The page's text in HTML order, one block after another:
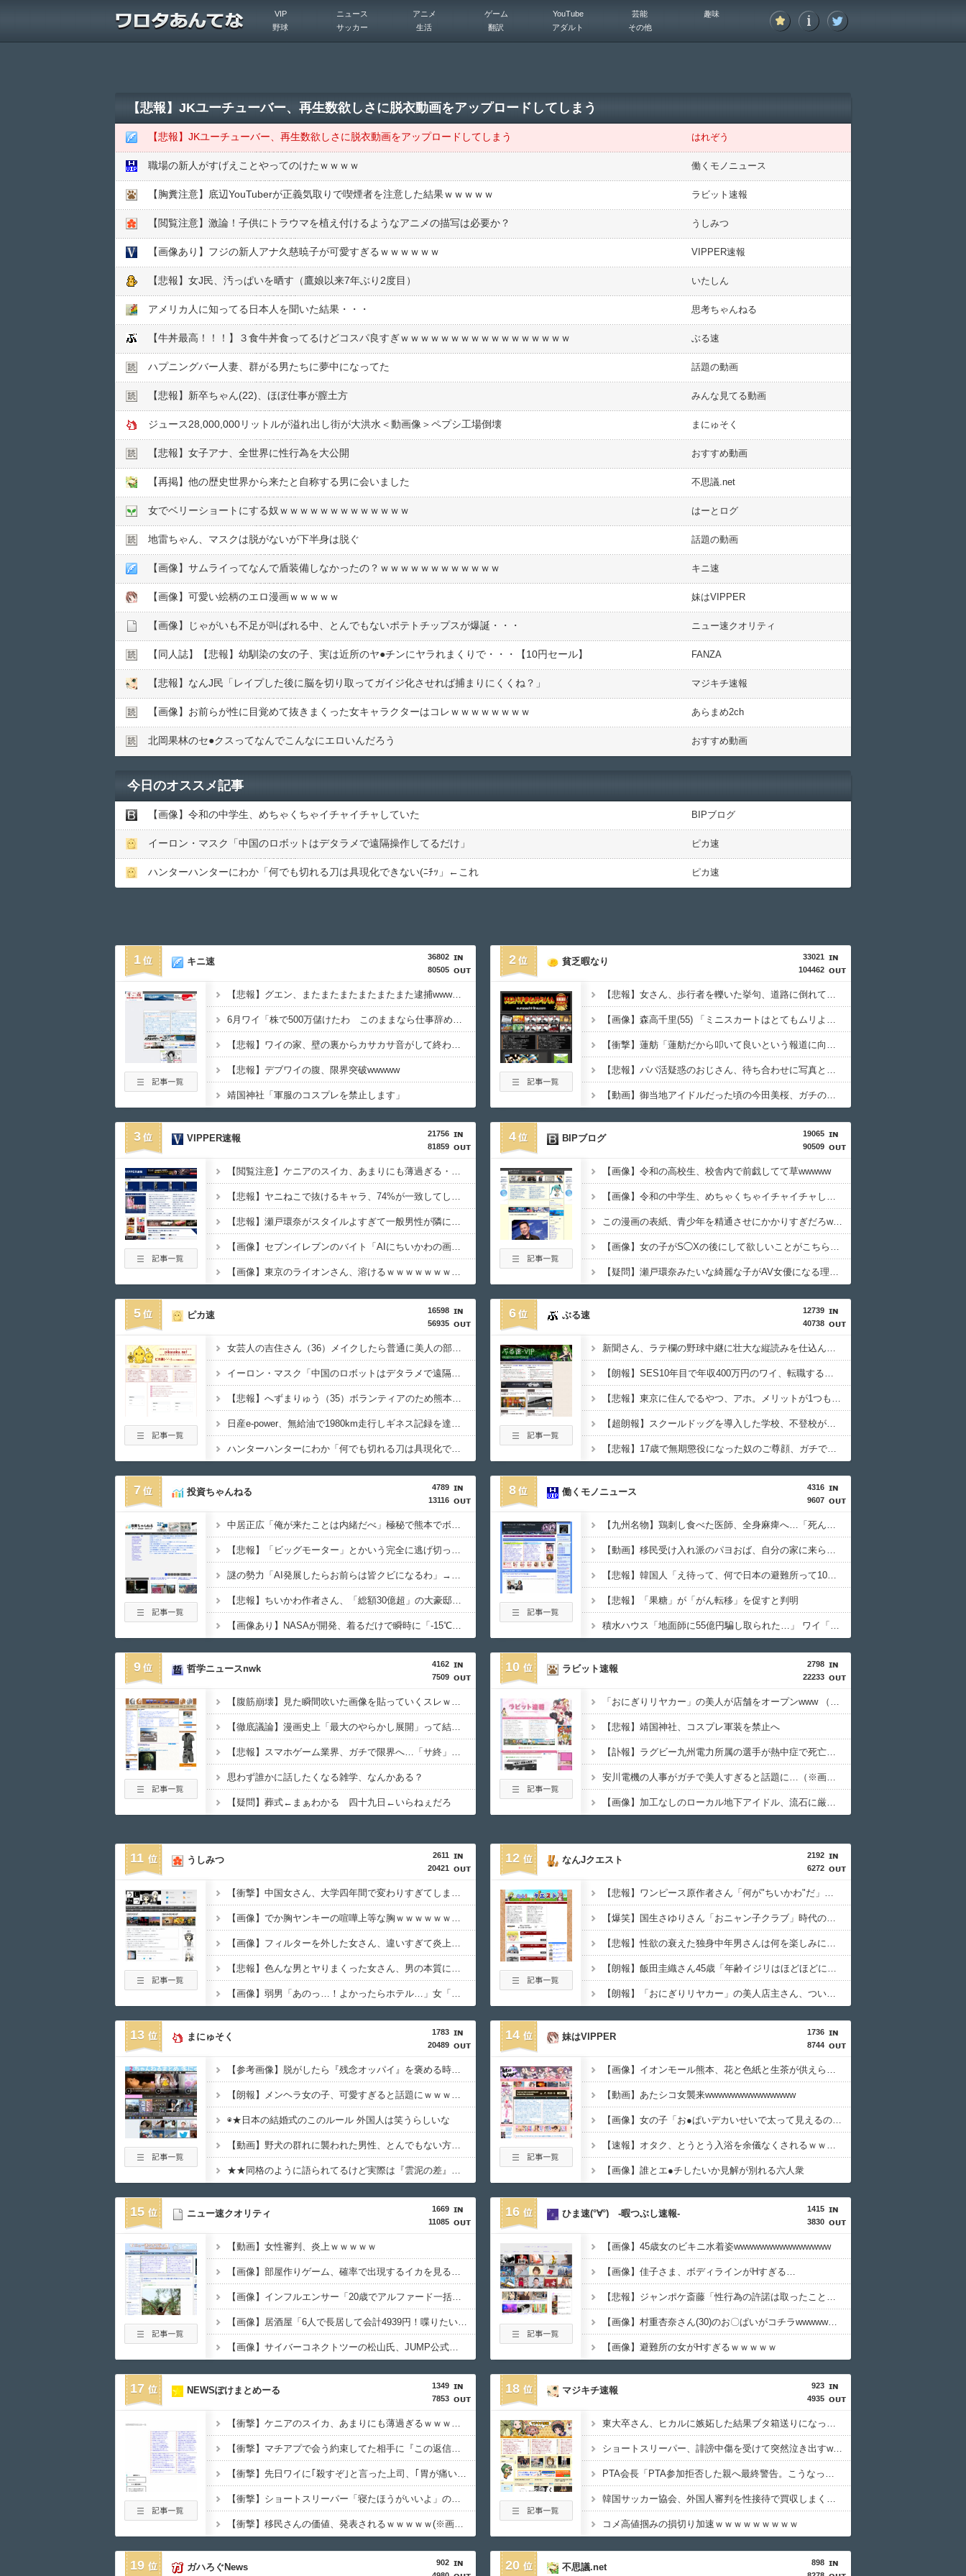
VIP ニュース アニメ ゲーム YouTube 芸能
趣味
野球
サッカー 生活 翻訳 アダルト その他
【悲報】JKユーチューバー、再生数欲しさに脱衣動画をアップロードしてしまう
【悲報】JKユーチューバー、再生数欲しさに脱衣動画をアップロードしてしまう はれぞう
職場の新人がすげえことやってのけたｗｗｗｗ 働くモノニュース
【胸糞注意】底辺YouTuberが正義気取りで喫煙者を注意した結果ｗｗｗｗｗ ラビット速報
【閲覧注意】激論！子供にトラウマを植え付けるようなアニメの描写は必要か？ うしみつ
【画像あり】フジの新人アナ久慈暁子が可愛すぎるｗｗｗｗｗｗ VIPPER速報
【悲報】女J民、汚っぱいを晒す（鷹娘以来7年ぶり2度目） いたしん
アメリカ人に知ってる日本人を聞いた結果・・・ 思考ちゃんねる
【牛丼最高！！！】３食牛丼食ってるけどコスパ良すぎｗｗｗｗｗｗｗｗｗｗｗｗｗｗｗｗｗ ぶる速
ハプニングバー人妻、群がる男たちに夢中になってた 話題の動画
【悲報】新卒ちゃん(22)、ほぼ仕事が膣土方 みんな見てる動画
ジュース28,000,000リットルが溢れ出し街が大洪水＜動画像＞ペプシ工場倒壊 まにゅそく
【悲報】女子アナ、全世界に性行為を大公開 おすすめ動画
【再掲】他の歴史世界から来たと自称する男に会いました 不思議.net
女でベリーショートにする奴ｗｗｗｗｗｗｗｗｗｗｗｗｗ はーとログ
地雷ちゃん、マスクは脱がないが下半身は脱ぐ 話題の動画
【画像】サムライってなんで盾装備しなかったの？ｗｗｗｗｗｗｗｗｗｗｗｗ キニ速
【画像】可愛い絵柄のエロ漫画ｗｗｗｗｗ 妹はVIPPER
【画像】じゃがいも不足が叫ばれる中、とんでもないポテトチップスが爆誕・・・ ニュー速クオリティ
【同人誌】【悲報】幼馴染の女の子、実は近所のヤ●︎チンにヤラれまくりで・・・【10円セール】 FANZA
【悲報】なんJ民「レイプした後に脳を切り取ってガイジ化させれば捕まりにくくね？」 マジキチ速報
【画像】お前らが性に目覚めて抜きまくった女キャラクターはコレｗｗｗｗｗｗｗｗ あらまめ2ch
北岡果林のセ●︎クスってなんでこんなにエロいんだろう おすすめ動画
今日のオススメ記事
【画像】令和の中学生、めちゃくちゃイチャイチャしていた BIPブログ
イーロン・マスク「中国のロボットはデタラメで遠隔操作してるだけ」 ピカ速
ハンターハンターにわか「何でも切れる刀は具現化できない(ﾆﾁｯ」←これ ピカ速
1
36802
80505
キニ速
【悲報】グエン、またまたまたまたまたまた逮捕wwwwwwwwwwwwwww
6月ワイ「株で500万儲けたわ このままなら仕事辞めれるかも」→２ヶ月後...
【悲報】ワイの家、壁の裏からカサカサ音がして終わるwwwww
【悲報】デブワイの腹、限界突破wwwww
靖国神社「軍服のコスプレを禁止します」
2
33021
104462
貧乏暇なり
【悲報】女さん、歩行者を轢いた挙句、道路に倒れてどえらいことになってしまうw w w w w w w
【画像】森高千里(55) 「ミニスカートはとてもムリよ若い子には負けるわ」←ワイらにはブッ刺さりまくってしまうw w w w w w
【衝撃】蓮舫「蓮舫だから叩いて良いという報道に向き合います！」X民「高市だから叩いて良いをやってるのがお前だろ」←これ…w w
【悲報】パパ活疑惑のおじさん、待ち合わせに写真と違う女が来たので逃げようとするも眼鏡を奪われ可哀想なことになっているところを激写されてしまう…
【動画】御当地アイドルだった頃の今田美桜、ガチのマジで可愛くてワイらをびびらせまくってしまうw w w w w w w w
3
21756
81859
VIPPER速報
【閲覧注意】ケニアのスイカ、あまりにも薄過ぎる・・・
【悲報】ヤニねこで抜けるキャラ、74%が一致してしまう・・・
【悲報】瀬戸環奈がスタイルよすぎて一般男性が隣に並ぶとチンチクリンに見えてしまう
【画像】セブンイレブンのバイト「AIにちいかわの画像を食わせてっと………できた！」
【画像】東京のライオンさん、溶けるｗｗｗｗｗｗｗｗｗｗｗｗｗｗｗｗｗｗｗｗｗｗ
4
19065
90509
BIPブログ
【画像】令和の高校生、校舎内で前戯してて草wwwww
【画像】令和の中学生、めちゃくちゃイチャイチャしていた
この漫画の表紙、青少年を精通させにかかりすぎだろwww
【画像】女の子がS◯Xの後にして欲しいことがこちらｗｗｗｗｗｗ
【疑問】瀬戸環奈みたいな綺麗な子がAV女優になる理由wwwwwww
5
16598
56935
ピカ速
女芸人の吉住さん（36）メイクしたら普通に美人の部類だったと判明ｗｗｗｗｗｗｗｗｗ
イーロン・マスク「中国のロボットはデタラメで遠隔操作してるだけ」
【悲報】へずまりゅう（35）ボランティアのため熊本に行くも体調不良で病院に行く
日産e-power、無給油で1980km走行しギネス記録を達成！→山頂から下ってるだけでした…
ハンターハンターにわか「何でも切れる刀は具現化できない(ﾆﾁｯ」←これ
6
12739
40738
ぶる速
新聞さん、ラテ欄の野球中継に壮大な縦読みを仕込んでしまうwwwwwww
【朗報】SES10年目で年収400万円のワイ、転職するか迷う
【悲報】東京に住んでるやつ、アホ。メリットが1つもないことが判明
【超朗報】スクールドッグを導入した学校、不登校が激減→JK「犬のために学校行きたくなる」
【悲報】17歳で無期懲役になった奴のご尊顔、ガチで怖い
7
4789
13116
投資ちゃんねる
中居正広「俺が来たことは内緒だべ」極秘で熊本でボランティアをしていたｗｗｗｗｗ
【悲報】「ビッグモーター」とかいう完全に逃げ切ったゴミクズｗｗｗｗｗ
謎の勢力「AI発展したらお前らは皆クビになるわ」→未だかつてAIのせいで失業したG民が0人の理由
【悲報】ちいかわ作者さん、「総額30億超」の大豪邸を建てる！？ｗｗｗｗｗ
【画像あり】NASAが開発、着るだけで瞬時に「-15℃冷却」する冷感ポンチョ3,980円！
8
4316
9607
働くモノニュース
【九州名物】鶏刺し食べた医師、全身麻痺へ…「死んだほうが良かったと思っていた」
【動画】移民受け入れ派のパヨおば、自分の家に来られたら全力で拒否るｗｗｗｗｗｗｗｗｗｗ
【悲報】韓国人「え待って、何で日本の避難所って10年前と同レベルなの(ドン引き
【悲報】「果糖」が「がん転移」を促すと判明
積水ハウス「地面師に55億円騙し取られた…」 ワイ「はえーかわいそう…会社滅茶苦茶やろなぁ」
9
4162
7509
哲学ニュースnwk
【腹筋崩壊】見た瞬間吹いた画像を貼っていくスレｗｗｗｗ
【徹底議論】漫画史上「最大のやらかし展開」って結局なんだと思う？
【悲報】スマホゲーム業界、ガチで限界へ…「サ終」相次ぎ倒産が過去最多ペース “当たれば一攫千金”の時代が終わる
思わず誰かに話したくなる雑学、なんかある？
【疑問】葬式←まぁわかる 四十九日←いらねぇだろ
10
2798
22233
ラビット速報
「おにぎりリヤカー」の美人が店舗をオープンwww （※画像あり）
【悲報】靖国神社、コスプレ軍装を禁止へ
【訃報】ラグビー九州電力所属の選手が熱中症で死亡 フィジー出身の26歳
安川電機の人事がガチで美人すぎると話題に…（※画像あり）
【画像】加工なしのローカル地下アイドル、流石に厳しいwwwwww
11
2611
20421
うしみつ
【衝撃】中国女さん、大学四年間で変わりすぎてしまうｗｗｗｗｗｗ(※画像あり)
【画像】でか胸ヤンキーの喧嘩上等な胸ｗｗｗｗｗｗｗｗｗｗｗｗｗｗ
【画像】フィルターを外した女さん、違いすぎて炎上してしまうｗｗｗｗｗｗｗｗｗｗｗ
【悲報】色んな男とヤりまくった女さん、男の本質に気付く⇒ｗｗ
【画像】弱男「あのっ…！よかったらホテル…」女「ぷっｗｗｗｗｗ」⇒
12
2192
6272
なんJクエスト
【悲報】ワンピース原作者さん「何が"ちいかわ"だ」ｗｗｗｗｗｗｗｗｗｗ
【爆笑】国生さゆりさん「おニャン子クラブ」時代のライバル関係を語る 伊達みきおさんが直球質問「たとえば誰です？」ｗｗｗｗｗｗｗｗｗｗ
【悲報】性欲の衰えた独身中年男さんは何を楽しみに生きればいいんや？・・・・・・・・・
【朗報】飯田圭織さん45歳「年齢イジリはほどほどにね」ｗｗｗｗｗｗｗｗｗｗ
【朗報】「おにぎりリヤカー」の美人店主さん、ついに実店舗をオープンｗｗｗｗｗｗｗｗｗｗ
13
1783
20489
まにゅそく
【参考画像】脱がしたら『残念オッパイ』を褒める時の模範解答
【朗報】メンヘラ女の子、可愛すぎると話題にｗｗｗｗｗｗｗｗｗｗｗ
◉★日本の結婚式のこのルール 外国人は笑うらしいな
【動画】野犬の群れに襲われた男性、とんでもない方法で制圧するｗｗｗｗｗｗｗ
★★同格のように語られてるけど実際は『雲泥の差』があるものと言えば？
14
1736
8744
妹はVIPPER
【画像】イオンモール熊本、花と色紙と生茶が供えられる
【動画】あたシコ女襲来wwwwwwwwwwwwww
【画像】女の子「お●ぱいデカいせいで太って見えるのまじだるい????」
【速報】オタク、とうとう入浴を余儀なくされるｗｗｗｗｗｗｗ
【画像】誰とエ●チしたいか見解が別れる六人衆
15
1669
11085
ニュー速クオリティ
【動画】女性審判、炎上ｗｗｗｗｗ
【画像】部屋作りゲーム、確率で出現するイカを見るとクラッシュする不具合が発生ｗｗｗ
【画像】インフルエンサー「20歳でアルファード一括で買えちゃう私って素敵」
【画像】居酒屋「6人で長居して会計4939円！喋りたいだけなら公園に行ってくれ（怒」
【画像】サイバーコネクトツーの松山氏、JUMP公式にブロックされる・・・
16
1415
3830
ひま速(°∀°) -暇つぶし速報-
【画像】45歳女のビキニ水着姿wwwwwwwwwwwwwww
【画像】佳子さま、ボディラインがHすぎる…
【悲報】ジャンポケ斎藤「性行為の許諾は取ったことありません」
【画像】村重杏奈さん(30)のお〇ぱいがコチラwwwwwwwwwwww
【画像】避難所の女がHすぎるｗｗｗｗｗ
17
1349
7853
NEWSぽけまとめーる
【衝撃】ケニアのスイカ、あまりにも薄過ぎるｗｗｗｗｗ
【衝撃】マチアプで会う約束してた相手に『この返信』送ったらブロックされた結果ｗｗｗｗｗ
【衝撃】先日ワイに｢殺すぞ｣と言った上司、｢胃が痛い｣とか言い出すｗｗｗｗｗ
【衝撃】ショートスリーパー「寝たほうがいいよ」の一言にブチギレｗｗｗｗｗ(※動画あり)
【衝撃】移民さんの価値、発表されるｗｗｗｗｗ(※画像あり)
18
923
4935
マジキチ速報
東大卒さん、ヒカルに嫉妬した結果ブタ箱送りになってしまう…
ショートスリーパー、誹謗中傷を受けて突然泣き出すwwwwwwwwwwwwwwwww
PTA会長「PTA参加拒否した親へ最終警告。こうなってもいい？」
韓国サッカー協会、外国人審判を性接待で買収しまくっていた事が判明
コメ高値掴みの損切り加速ｗｗｗｗｗｗｗｗｗ
19
902
ガハろぐNews 20
898
不思議.net